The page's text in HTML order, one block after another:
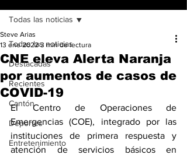
Todas las noticias
Destacadas
Recientes
Cantón
Deportes
Entretenimiento
Todas las noticias
CNE eleva Alerta Naranja
por aumentos de casos de
COVID-19
Steve Arias
13 ene 2022 3 min de lectura
El Centro de Operaciones de
Emergencias (COE), integrado por las
instituciones de primera respuesta y
atención de servicios básicos en